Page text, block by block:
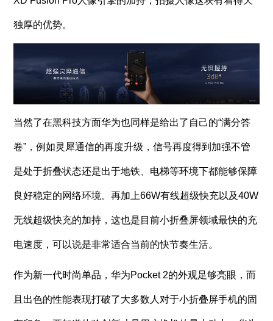
独厚的优势。
当然了在黑科技方面华为也同样是给出了自己的“满分答
卷”，例如灵犀通信的再度升级，信号再度得到加强不管
是处于折叠状态还是出于地铁、电梯等环境下都能够保障
良好稳定的网络环境。再加上66W有线超级快充以及40W
无线超级快充的加持，这也是目前小折叠屏领域最快的充
电速度，可以说是非常适合当前的快节奏生活。
作为新一代时尚单品，华为Pocket 2的外观足够亮眼，而
且出色的性能表现打破了大多数人对于小折叠屏手机的固